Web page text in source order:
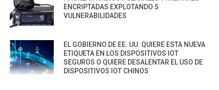
ENCRIPTADAS EXPLOTANDO 5
VULNERABILIDADES
EL GOBIERNO DE EE. UU. QUIERE ESTA NUEVA
ETIQUETA EN LOS DISPOSITIVOS IOT
SEGUROS O QUIERE DESALENTAR EL USO DE
DISPOSITIVOS IOT CHINOS